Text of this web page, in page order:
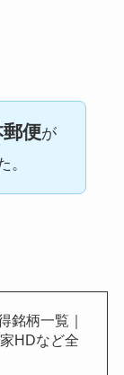
郵便が
。
銘柄一覧｜
HDなど全